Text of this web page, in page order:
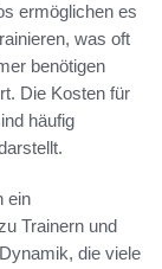
ermöglichen es
was oft
benötigen
Die Kosten für
häufig
ein
Trainern und
die viele